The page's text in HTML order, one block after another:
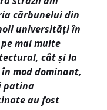
cărbunelui din
universități în
mai multe
cât și la
mod dominant,
patina
au fost